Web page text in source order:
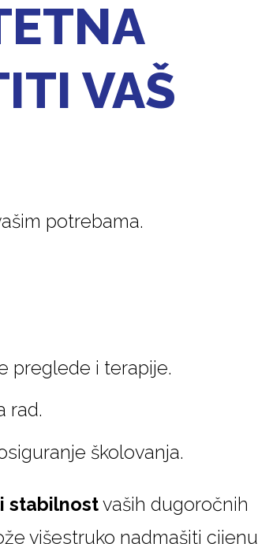
VAŠ
potrebama.
preglede i terapije.
rad.
školovanja.
stabilnostvaših dugoročnih
višestruko nadmašiti cijenu